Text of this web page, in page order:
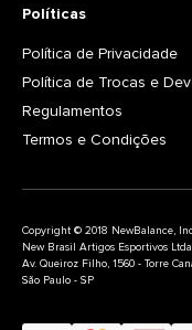
Políticas
Política de Privacidade
Política de Trocas e
Regulamentos
Termos e Condições
Copyright © 2018 NewBalance,
New Brasil Artigos Esportivos Ltda
Av. Queiroz Filho, 1560 - Torre
São Paulo - SP